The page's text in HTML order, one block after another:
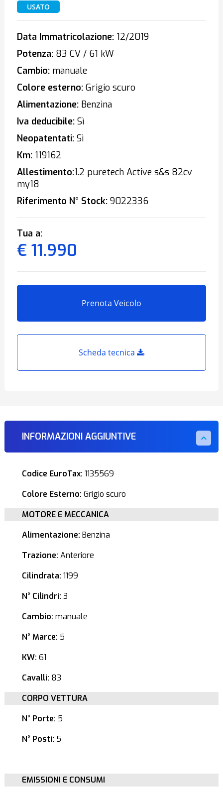
USATO
Data Immatricolazione:12/2019
Potenza:83 CV / 61 kW
Cambio:manuale
Colore esterno:Grigio scuro
Alimentazione:Benzina
Iva deducibile:Sì
Neopatentati:Sì
Km:119162
Allestimento:1.2 puretech Active s&s 82cv
my18
Riferimento N° Stock:9022336
Tua a:
€ 11.990
Prenota Veicolo
Scheda tecnica
INFORMAZIONI AGGIUNTIVE
Codice EuroTax: 1135569
Colore Esterno: Grigio scuro
MOTORE E MECCANICA
Alimentazione: Benzina
Trazione: Anteriore
Cilindrata: 1199
N° Cilindri: 3
Cambio: manuale
N° Marce: 5
KW: 61
Cavalli: 83
CORPO VETTURA
N° Porte: 5
N° Posti: 5
EMISSIONI E CONSUMI